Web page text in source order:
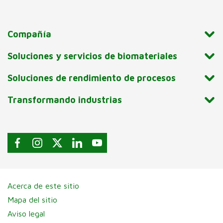
higiénico y las toallas de
firmeza, al tiempo que se
Compañía
Soluciones y servicios de biomateriales
Soluciones de rendimiento de procesos
Transformando industrias
Acerca de este sitio
Mapa del sitio
Aviso legal